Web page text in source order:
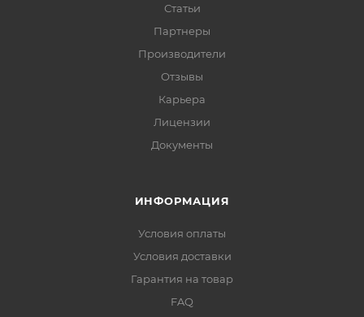
Статьи
Партнеры
Производители
Отзывы
Карьера
Лицензии
Документы
ИНФОРМАЦИЯ
Условия оплаты
Условия доставки
Гарантия на товар
FAQ